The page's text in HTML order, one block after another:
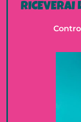
RICEVERAI